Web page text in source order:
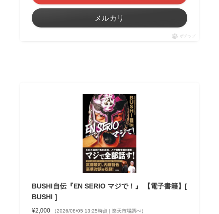
メルカリ
ポチップ
BUSHI自伝『EN SERIO マジで！』 【電子書籍】[
BUSHI ]
¥2,000 （2026/08/05 13:25時点 | 楽天市場調べ）